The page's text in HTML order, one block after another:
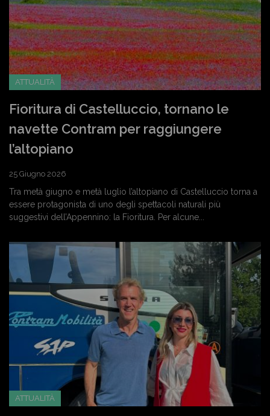
ATTUALITÀ
Fioritura di Castelluccio, tornano le
navette Contram per raggiungere
l’altopiano
25 Giugno 2026
Tra metà giugno e metà luglio l’altopiano di Castelluccio torna a
essere protagonista di uno degli spettacoli naturali più
suggestivi dell’Appennino: la Fioritura. Per alcune...
ATTUALITÀ